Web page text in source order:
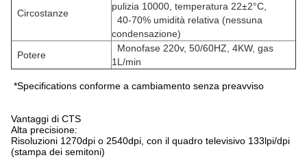
Circostanze
pulizia 10000, temperatura 22±2°C,
40-70% umidità relativa (nessuna
condensazione)
Potere
Monofase 220v, 50/60HZ, 4KW, gas
1L/min
*Specifications conforme a cambiamento senza preavviso
Vantaggi di CTS
Alta precisione:
Risoluzioni 1270dpi o 2540dpi, con il quadro televisivo 133lpi/dpi
(stampa dei semitoni)